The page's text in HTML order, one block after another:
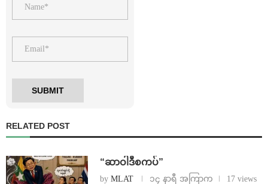
RELATED POST
“ဆာဝါဒီစကပ်”
by MLAT ၁၄ နာရီ အကြာက 17 views